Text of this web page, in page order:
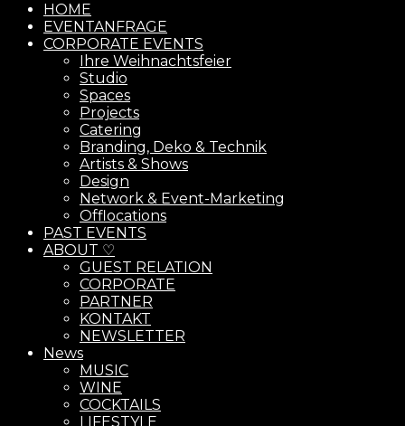
HOME
EVENTANFRAGE
CORPORATE EVENTS
Ihre Weihnachtsfeier
Studio
Spaces
Projects
Catering
Branding, Deko & Technik
Artists & Shows
Design
Network & Event-Marketing
Offlocations
PAST EVENTS
ABOUT ♡
GUEST RELATION
CORPORATE
PARTNER
KONTAKT
NEWSLETTER
News
MUSIC
WINE
COCKTAILS
LIFESTYLE